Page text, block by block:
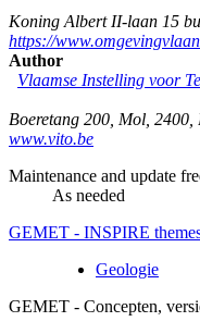
Koning Albert II-laan 15
https://
Author
Vlaamse Instelling voor
Boeretang 200 Mol 2400
www.vito.be
Maintenance and update
As needed
GEMET - INSPIRE
Geologie
GEMET - Concepten,